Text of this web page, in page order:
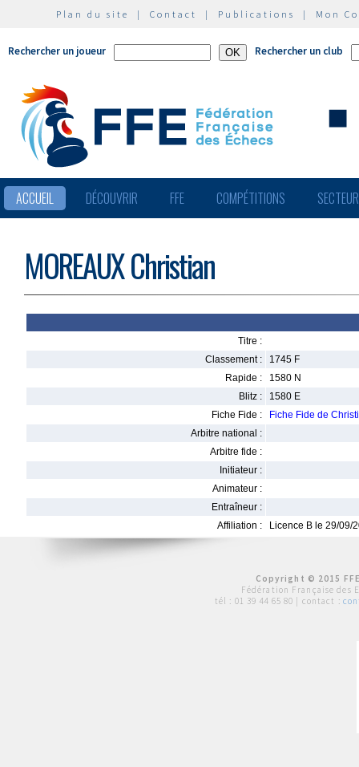
Plan du site | Contact | Publications | Mon
Rechercher un joueur Rechercher un club
ACCUEIL DÉCOUVRIR FFE COMPÉTITIONS
MOREAUX Christian
Titre :
Classement :
1745 F
Rapide :
1580 N
Blitz :
1580 E
Fiche Fide :
Fiche Fide de
Arbitre national :
Arbitre fide :
Initiateur :
Animateur :
Entraîneur :
Affiliation :
Licence B le 29/09/
Copyright © 2015
Fédération Française des
tél : 01 39 44 65 80 | contact :